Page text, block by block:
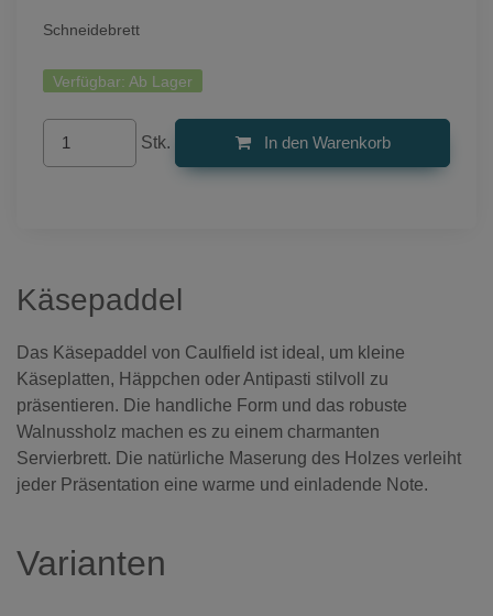
Schneidebrett
Verfügbar: Ab Lager
Stk. In den Warenkorb
Käsepaddel
Das Käsepaddel von Caulfield ist ideal, um kleine
Käseplatten, Häppchen oder Antipasti stilvoll zu
präsentieren. Die handliche Form und das robuste
Walnussholz machen es zu einem charmanten
Servierbrett. Die natürliche Maserung des Holzes verleiht
jeder Präsentation eine warme und einladende Note.
Varianten